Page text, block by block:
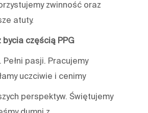
zwinność oraz
atuty.
częścią PPG
pasji. Pracujemy
uczciwie i cenimy
perspektyw. Świętujemy